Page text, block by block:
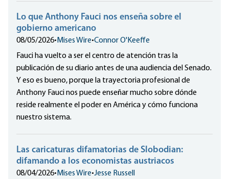
Lo que Anthony Fauci nos enseña sobre el
gobierno americano
08/05/2026• Mises Wire•Connor O'Keeffe
Fauci ha vuelto a ser el centro de atención tras la
publicación de su diario antes de una audiencia del Senado.
Y eso es bueno, porque la trayectoria profesional de
Anthony Fauci nos puede enseñar mucho sobre dónde
reside realmente el poder en América y cómo funciona
nuestro sistema.
Las caricaturas difamatorias de Slobodian:
difamando a los economistas austriacos
08/04/2026• Mises Wire•Jesse Russell